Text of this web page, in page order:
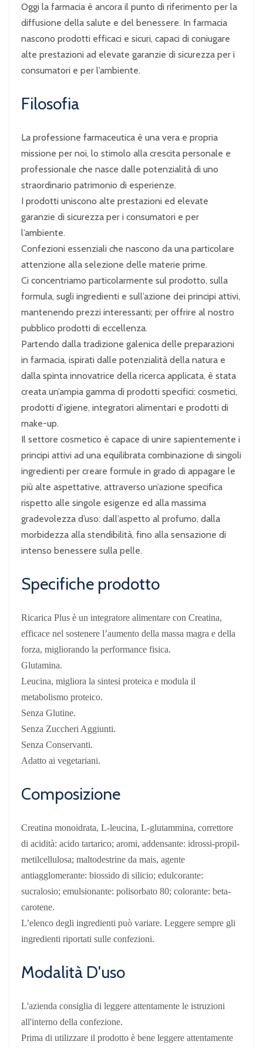
Oggi la farmacia è ancora il punto di riferimento per la
diffusione della salute e del benessere. In farmacia
nascono prodotti efficaci e sicuri, capaci di coniugare
alte prestazioni ad elevate garanzie di sicurezza per i
consumatori e per l’ambiente.
Filosofia
La professione farmaceutica è una vera e propria
missione per noi, lo stimolo alla crescita personale e
professionale che nasce dalle potenzialità di uno
straordinario patrimonio di esperienze.
I prodotti uniscono alte prestazioni ed elevate
garanzie di sicurezza per i consumatori e per
l’ambiente.
Confezioni essenziali che nascono da una particolare
attenzione alla selezione delle materie prime.
Ci concentriamo particolarmente sul prodotto, sulla
formula, sugli ingredienti e sull’azione dei principi attivi,
mantenendo prezzi interessanti; per offrire al nostro
pubblico prodotti di eccellenza.
Partendo dalla tradizione galenica delle preparazioni
in farmacia, ispirati dalle potenzialità della natura e
dalla spinta innovatrice della ricerca applicata, è stata
creata un’ampia gamma di prodotti specifici: cosmetici,
prodotti d’igiene, integratori alimentari e prodotti di
make-up.
Il settore cosmetico è capace di unire sapientemente i
principi attivi ad una equilibrata combinazione di singoli
ingredienti per creare formule in grado di appagare le
più alte aspettative, attraverso un’azione specifica
rispetto alle singole esigenze ed alla massima
gradevolezza d’uso: dall’aspetto al profumo, dalla
morbidezza alla stendibilità, fino alla sensazione di
intenso benessere sulla pelle.
Specifiche prodotto
Ricarica Plus è un integratore alimentare con Creatina,
efficace nel sostenere l’aumento della massa magra e della
forza, migliorando la performance fisica.
Glutamina.
Leucina, migliora la sintesi proteica e modula il
metabolismo proteico.
Senza Glutine.
Senza Zuccheri Aggiunti.
Senza Conservanti.
Adatto ai vegetariani.
Composizione
Creatina monoidrata, L-leucina, L-glutammina, correttore
di acidità: acido tartarico; aromi, addensante: idrossi-propil-
metilcellulosa; maltodestrine da mais, agente
antiagglomerante: biossido di silicio; edulcorante:
sucralosio; emulsionante: polisorbato 80; colorante: beta-
carotene.
L’elenco degli ingredienti può variare. Leggere sempre gli
ingredienti riportati sulle confezioni.
Modalità D'uso
L'azienda consiglia di leggere attentamente le istruzioni
all'interno della confezione.
Prima di utilizzare il prodotto è bene leggere attentamente